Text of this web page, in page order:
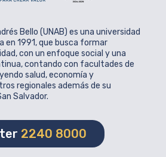
Bello (UNAB) es una universidad
en 1991, que busca formar
con un enfoque social y una
contando con facultades de
salud, economía y
regionales además de su
Salvador.
2240 8000